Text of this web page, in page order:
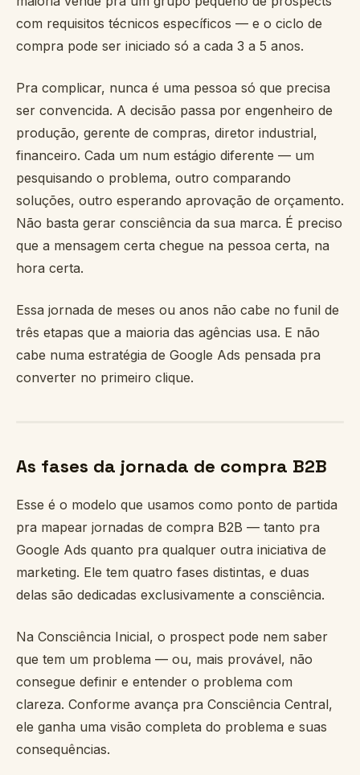
com requisitos técnicos específicos — e o ciclo de
compra pode ser iniciado só a cada 3 a 5 anos.
Pra complicar, nunca é uma pessoa só que precisa
ser convencida. A decisão passa por engenheiro de
produção, gerente de compras, diretor industrial,
financeiro. Cada um num estágio diferente — um
pesquisando o problema, outro comparando
soluções, outro esperando aprovação de orçamento.
Não basta gerar consciência da sua marca. É preciso
que a mensagem certa chegue na pessoa certa, na
hora certa.
Essa jornada de meses ou anos não cabe no funil de
três etapas que a maioria das agências usa. E não
cabe numa estratégia de Google Ads pensada pra
converter no primeiro clique.
As fases da jornada de compra B2B
Esse é o modelo que usamos como ponto de partida
pra mapear jornadas de compra B2B — tanto pra
Google Ads quanto pra qualquer outra iniciativa de
marketing. Ele tem quatro fases distintas, e duas
delas são dedicadas exclusivamente a consciência.
Na Consciência Inicial, o prospect pode nem saber
que tem um problema — ou, mais provável, não
consegue definir e entender o problema com
clareza. Conforme avança pra Consciência Central,
ele ganha uma visão completa do problema e suas
consequências.